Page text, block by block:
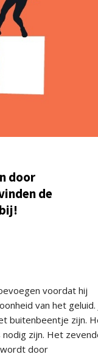
door
de
voordat hij
van het geluid.
buitenbeentje zijn.
zijn. Het
door